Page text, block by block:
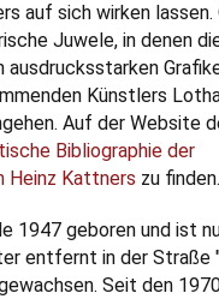
auf sich wirken
Juwele, in denen
ausdrucksstarken
Künstlers
Auf der Website
Bibliographie der
Heinz Kattners zu finden.
1947 geboren und ist
entfernt in der Straße
Seit den